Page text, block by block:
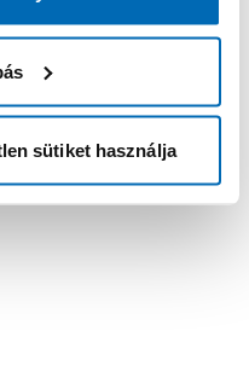
sütiket használja